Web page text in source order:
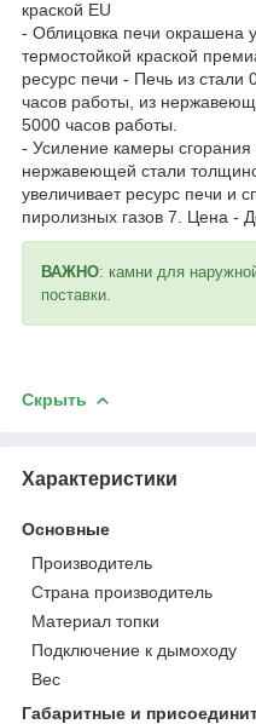
краской EU
- Облицовка печи окрашена
термостойкой краской
ресурс печи - Печь из
часов работы, из
5000 часов работы.
- Усиление камеры
нержавеющей стали
увеличивает ресурс печи и
пиролизных газов 7. Цена -
ВАЖНО: камни для
поставки.
Скрыть
Характеристики
Основные
Производитель
Страна производитель
Материал топки
Подключение к дымоходу
Вес
Габаритные и